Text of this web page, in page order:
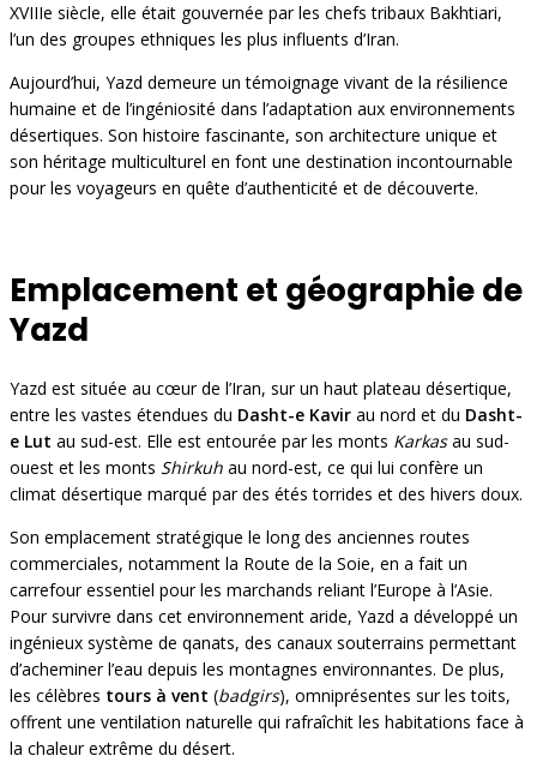
XVIIIe siècle, elle était gouvernée par les chefs tribaux Bakhtiari,
l’un des groupes ethniques les plus influents d’Iran.
Aujourd’hui, Yazd demeure un témoignage vivant de la résilience
humaine et de l’ingéniosité dans l’adaptation aux environnements
désertiques. Son histoire fascinante, son architecture unique et
son héritage multiculturel en font une destination incontournable
pour les voyageurs en quête d’authenticité et de découverte.
Emplacement et géographie de
Yazd
Yazd est située au cœur de l’Iran, sur un haut plateau désertique,
entre les vastes étendues du Dasht-e Kavir au nord et du Dasht-
e Lut au sud-est. Elle est entourée par les monts Karkasau sud-
ouest et les monts Shirkuh au nord-est, ce qui lui confère un
climat désertique marqué par des étés torrides et des hivers doux.
Son emplacement stratégique le long des anciennes routes
commerciales, notamment la Route de la Soie, en a fait un
carrefour essentiel pour les marchands reliant l’Europe à l’Asie.
Pour survivre dans cet environnement aride, Yazd a développé un
ingénieux système de qanats, des canaux souterrains permettant
d’acheminer l’eau depuis les montagnes environnantes. De plus,
les célèbres tours à vent (badgirs), omniprésentes sur les toits,
offrent une ventilation naturelle qui rafraîchit les habitations face à
la chaleur extrême du désert.